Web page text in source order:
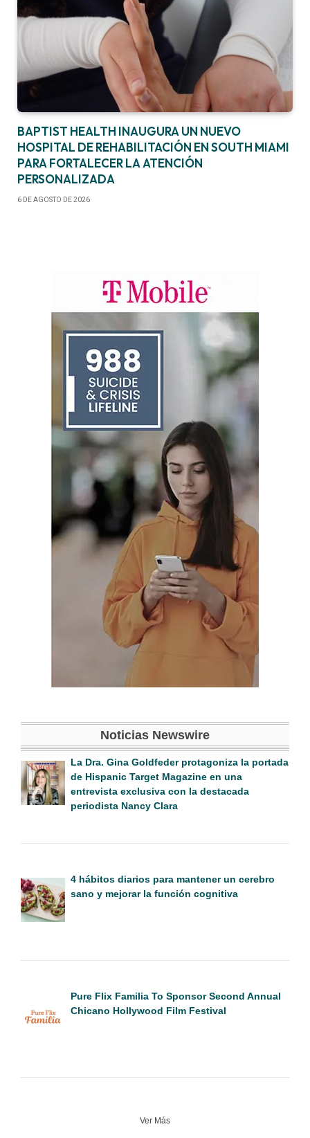
BAPTIST HEALTH INAUGURA UN NUEVO
HOSPITAL DE REHABILITACIÓN EN SOUTH MIAMI
PARA FORTALECER LA ATENCIÓN
PERSONALIZADA
6 DE AGOSTO DE 2026
Noticias Newswire
La Dra. Gina Goldfeder protagoniza la portada
de Hispanic Target Magazine en una
entrevista exclusiva con la destacada
periodista Nancy Clara
4 hábitos diarios para mantener un cerebro
sano y mejorar la función cognitiva
Pure Flix Familia To Sponsor Second Annual
Chicano Hollywood Film Festival
Ver Más